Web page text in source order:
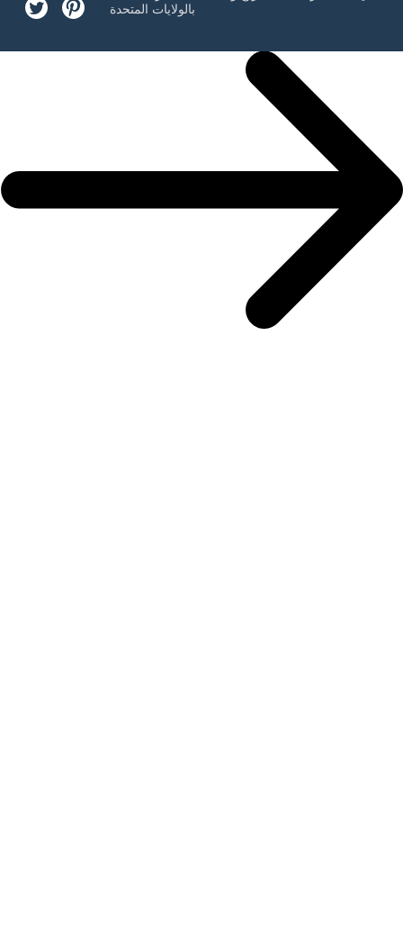
بالولايات المتحدة